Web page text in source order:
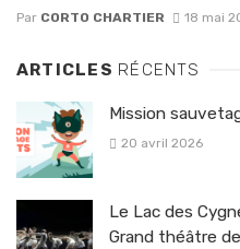
Par CORTO CHARTIER 18 mai
ARTICLES RÉCENTS
Mission
20 avril 2026
Le Lac des
Grand théâtre